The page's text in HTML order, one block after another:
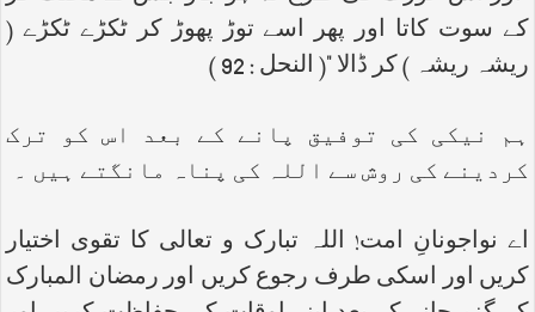
کے سوت کاتا اور پھر اسے توڑ پھوڑ کر ٹکڑے ٹکڑے (
ریشہ ریشہ ) کر ڈالا "( النحل : 92 )
ہم نیکی کی توفیق پانے کے بعد اس کو ترک
کردینے کی روش سے اللہ کی پناہ مانگتے ہیں ۔
اے نواجونانِ امت! اللہ تبارک و تعالی کا تقوی اختیار
کریں اور اسکی طرف رجوع کریں اور رمضان المبارک